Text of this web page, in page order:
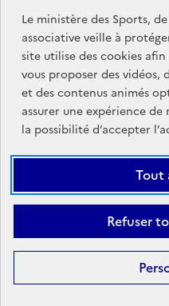
MINISTÈRE
DES SPORTS,
DE LA JEUNESSE
ET DE LA VIE
Découvrez également
Liens
institutionnels
info.gouv.fr
service-
légifrance.gouv.fr
Le ministère des Sports,
associative veille à
site utilise des cookies
vous proposer des
et des contenus animés
assurer une expérience
la possibilité d’accepter
Tout
Refuser